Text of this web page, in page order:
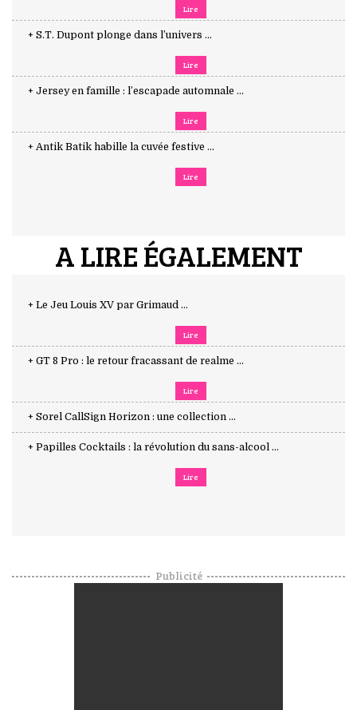
Lire
+ S.T. Dupont plonge dans l’univers ...
Lire
+ Jersey en famille : l’escapade automnale ...
Lire
+ Antik Batik habille la cuvée festive ...
Lire
A LIRE ÉGALEMENT
+ Le Jeu Louis XV par Grimaud ...
Lire
+ GT 8 Pro : le retour fracassant de realme ...
Lire
+ Sorel CallSign Horizon : une collection ...
+ Papilles Cocktails : la révolution du sans-alcool ...
Lire
Publicité